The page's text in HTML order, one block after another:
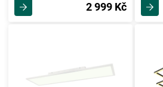
2 999 Kč